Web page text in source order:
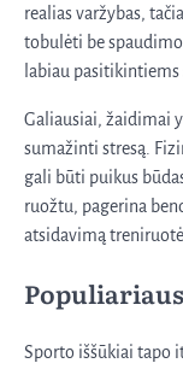
realias varžybas,
tobulėti be
labiau
Galiausiai, žaidimai
sumažinti stresą.
gali būti puikus
ruožtu, pagerina
atsidavimą
Sporto iššūkiai tapo